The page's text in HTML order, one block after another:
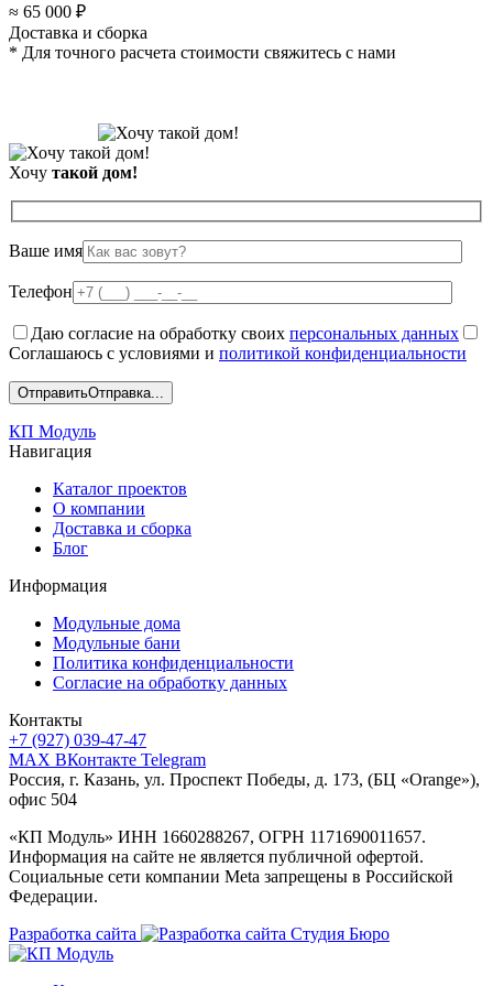
≈ 65 000 ₽
Доставка и сборка
* Для точного расчета стоимости свяжитесь с нами
Хочу такой дом!
Ваше имя
Телефон
Даю согласие на обработку своих персональных данных
Соглашаюсь с условиями и политикой конфиденциальности
ОтправитьОтправка...
КП Модуль
Навигация
Каталог проектов
О компании
Доставка и сборка
Блог
Информация
Модульные дома
Модульные бани
Политика конфиденциальности
Согласие на обработку данных
Контакты
+7 (927) 039-47-47
MAX ВКонтакте Telegram
Россия, г. Казань, ул. Проспект Победы, д. 173, (БЦ «Orange»),
офис 504
«КП Модуль» ИНН 1660288267, ОГРН 1171690011657.
Информация на сайте не является публичной офертой.
Социальные сети компании Meta запрещены в Российской
Федерации.
Разработка сайта